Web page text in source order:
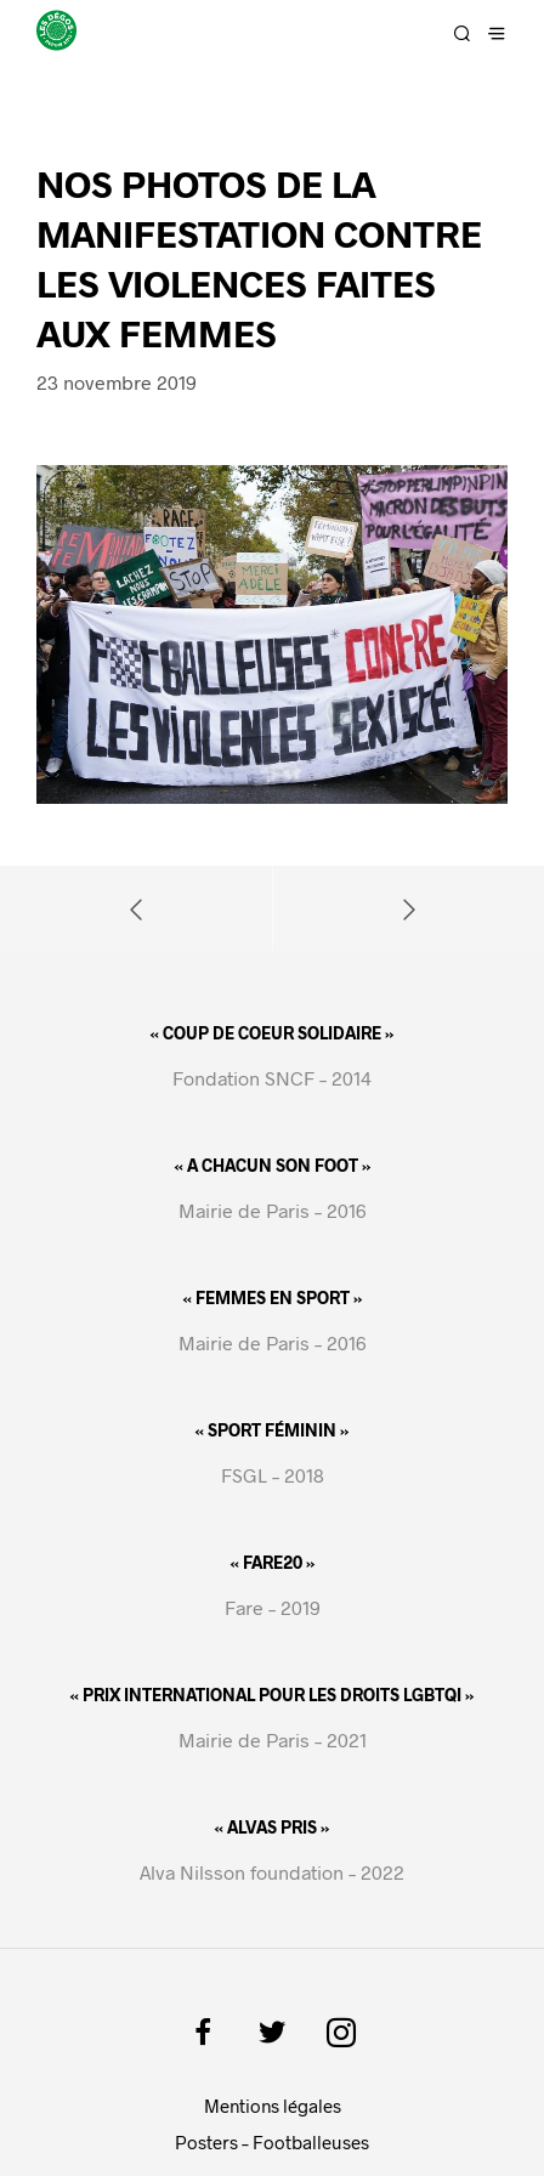
NOS PHOTOS DE LA
MANIFESTATION CONTRE
LES VIOLENCES FAITES
AUX FEMMES
23 novembre 2019
« COUP DE COEUR SOLIDAIRE »
Fondation SNCF – 2014
« A CHACUN SON FOOT »
Mairie de Paris – 2016
« FEMMES EN SPORT »
Mairie de Paris – 2016
« SPORT FÉMININ »
FSGL – 2018
« FARE20 »
Fare – 2019
« PRIX INTERNATIONAL POUR LES DROITS LGBTQI »
Mairie de Paris – 2021
« ALVAS PRIS »
Alva Nilsson foundation – 2022
Mentions légales
Posters – Footballeuses